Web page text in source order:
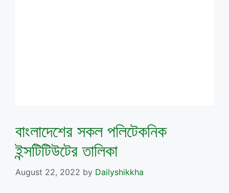
বাংলাদেশের সকল পলিটেকনিক
ইন্সটিটিউটের তালিকা
August 22, 2022 by Dailyshikkha